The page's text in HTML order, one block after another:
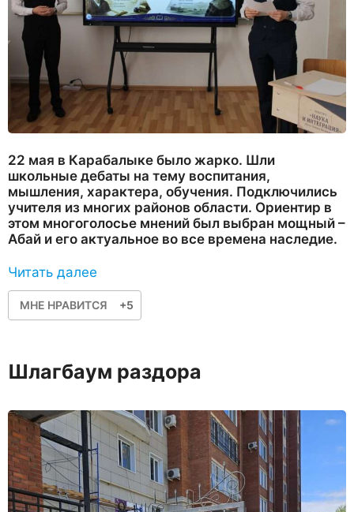
22 мая в Карабалыке было жарко. Шли
школьные дебаты на тему воспитания,
мышления, характера, обучения. Подключились
учителя из многих районов области. Ориентир в
этом многоголосье мнений был выбран мощный –
Абай и его актуальное во все времена наследие.
Читать далее
МНЕ НРАВИТСЯ +5
Шлагбаум раздора